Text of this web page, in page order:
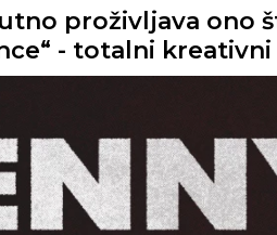
proživljava ono
- totalni